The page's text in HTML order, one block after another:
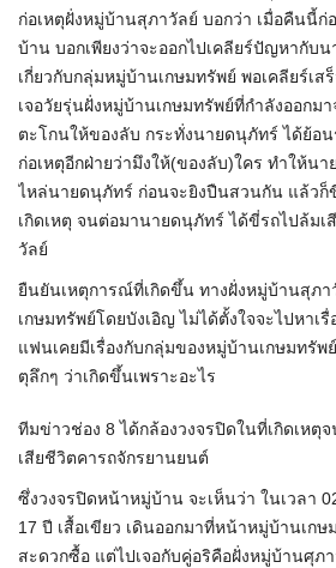
ก่อเหตุฝั่งหมู่บ้านสุภาวัลย์ บอกว่า เมื่อคืนนี้ก่
บ้าน บอกเพียงว่าจะออกไปเคลียร์ปัญหากับน
เกี่ยวกับกลุ่มหมู่บ้านเกษมทรัพย์ พอเคลียร์เ
เจอวัยรุ่นฝั่งหมู่บ้านเกษมทรัพย์ที่กำลังออกม
ตะโกนให้ของลับ กระทั่งนายดนุภัทร์ ได้ย้อ
ก่อเหตุอีกฝ่ายว่ามึงให้(ของลับ)ใคร ทำให้น
ไหล่นายดนุภัทร์ ก่อนจะยิงปืนสวนกัน แล้วก็
เกิดเหตุ จนต่อมานายดนุภัทร์ ได้ขี่รถไปล้ม
วัลย์
ยืนยันเหตุการณ์ที่เกิดขึ้น ทางฝั่งหมู่บ้านสุภา
เกษมทรัพย์โดยบังเอิญ ไม่ได้ตั้งใจจะไปหาเ
แฟนเคยมีเรื่องกับกลุ่มของหมู่บ้านเกษมทรั
ตุลึกๆ ว่าเกิดขึ้นเพราะอะไร
ทีมข่าวช่อง 8 ได้กล้องวงจรปิดในที่เกิดเหตุ
เสียชีวิตคารถจักรยานยนต์
ซึ่งวงจรปิดหน้าหมู่บ้าน จะเห็นว่า ในเวลา
17 ปี เสื้อเขียว เดินออกมาที่หน้าหมู่บ้านเกษ
สะดวกซื้อ แต่ไปเจอกับคู่อริคือฝั่งหมู่บ้านศุ